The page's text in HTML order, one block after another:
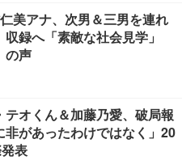
美アナ、次男＆三男を連れ
録へ「素敵な社会見学」
の声
テオくん＆加藤乃愛、破局報
非があったわけではなく」20
表